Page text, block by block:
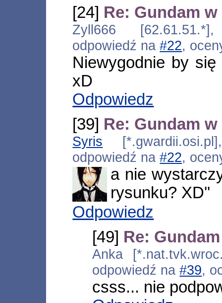
[24] Re: Gundam
Zyll666
odpowiedź na#22,
Niewygodnie by się
xD
Odpowiedz
[39] Re: Gundam
Syris
odpowiedź na#22,
a nie
rysunku? XD''
Odpowiedz
[49] Re:
Anka
odpowiedź na#39,
csss... nie